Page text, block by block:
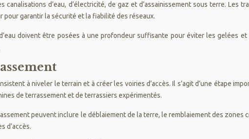
canalisations d’eau, d’électricité, de gaz et d’assainissement sous terre.
pour garantir la sécurité et la fiabilité des réseaux.
doivent être posées à une profondeur suffisante pour éviter les gelées
à niveler le terrain et à créer les voiries d’accès. Il s’agit d’une étape
de terrassement et de terrassiers expérimentés.
peuvent inclure le déblaiement de la terre, le remblaiement des
d’accès.